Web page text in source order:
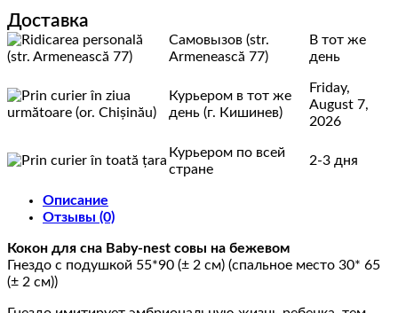
совы
на
бежевом
Доставка
Самовызов (str.
Armenească 77)
В тот же
день
Курьером в тот же
день (г. Кишинев)
Friday,
August 7,
2026
Курьером по всей
стране
2-3 дня
Описание
Отзывы (0)
Кокон для сна Baby-nest совы на бежевом
Гнездо с подушкой 55*90 (± 2 см) (спальное место 30* 65
(± 2 см))